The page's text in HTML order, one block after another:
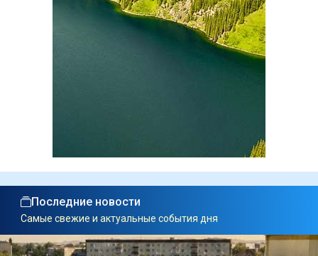
Последние новости
Самые свежие и актуальные события дня